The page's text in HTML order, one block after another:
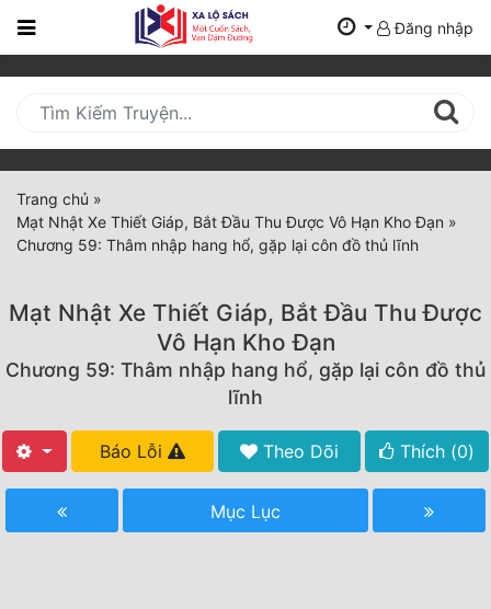
Trang
Mới
Cập
Nhật
(current)
BXH
Hoàn Thành
Đăng nhập
Trang chủ »
Mạt Nhật Xe Thiết Giáp, Bắt Đầu Thu Được Vô Hạn Kho Đạn »
Chương 59: Thâm nhập hang hổ, gặp lại côn đồ thủ lĩnh
Mạt Nhật Xe Thiết Giáp, Bắt Đầu Thu Được
Vô Hạn Kho Đạn
Chương 59: Thâm nhập hang hổ, gặp lại côn đồ thủ
lĩnh
Báo Lỗi Theo Dõi Thích (0)
Mục Lục